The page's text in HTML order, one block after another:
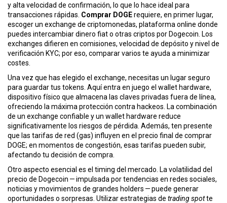
y alta velocidad de confirmación, lo que lo hace ideal para
transacciones rápidas. Comprar DOGErequiere, en primer lugar,
escoger un exchange de criptomonedas, plataforma online donde
puedes intercambiar dinero fiat o otras criptos por Dogecoin . Los
exchanges difieren en comisiones, velocidad de depósito y nivel de
verificación KYC; por eso, comparar varios te ayuda a minimizar
costes.
Una vez que has elegido el exchange, necesitas un lugar seguro
para guardar tus tokens. Aquí entra en juego el wallet hardware,
dispositivo físico que almacena las claves privadas fuera de línea,
ofreciendo la máxima protección contra hackeos . La combinación
de un exchange confiable y un wallet hardware reduce
significativamente los riesgos de pérdida. Además, ten presente
que las tarifas de red (gas) influyen en el precio final de comprar
DOGE; en momentos de congestión, esas tarifas pueden subir,
afectando tu decisión de compra.
Otro aspecto esencial es el timing del mercado. La volatilidad del
precio de Dogecoin — impulsada por tendencias en redes sociales,
noticias y movimientos de grandes holders — puede generar
oportunidades o sorpresas. Utilizar estrategias de trading spotte